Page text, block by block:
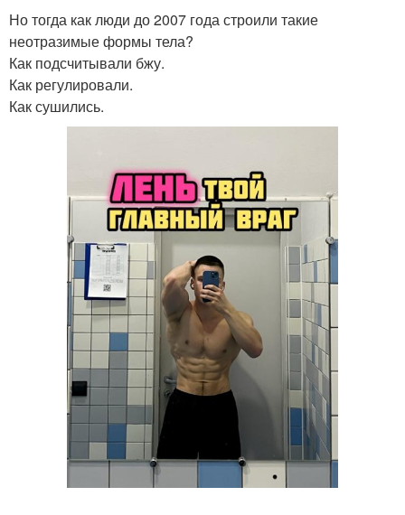
Но тогда как люди до 2007 года строили такие
неотразимые формы тела?
Как подсчитывали бжу.
Как регулировали.
Как сушились.